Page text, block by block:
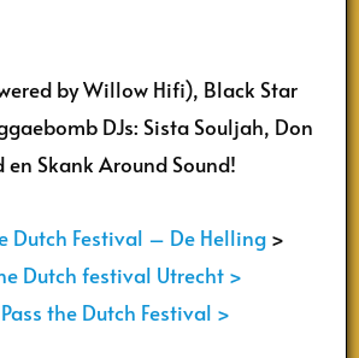
by Willow Hifi), Black Star
DJs: Sista Souljah, Don
Skank Around Sound!
Dutch Festival – De Helling >
Dutch festival Utrecht >
Pass the Dutch Festival >